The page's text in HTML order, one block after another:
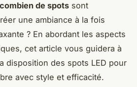
combien de spots sont
une ambiance à la fois
? En abordant les aspects
cet article vous guidera à
disposition des spots LED pour
avec style et efficacité.